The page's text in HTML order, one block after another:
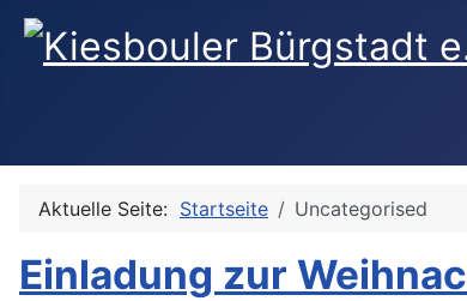
Aktuelle Seite: Startseite Uncategorised
Einladung zur